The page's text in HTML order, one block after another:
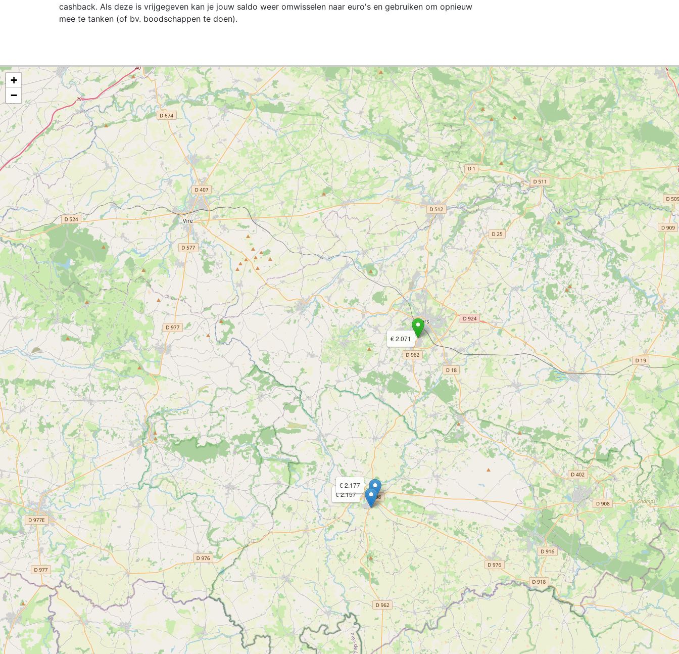
cashback. Als deze is vrijgegeven kan je jouw saldo weer omwisselen naar euro's en gebruiken om opnieuw
mee te tanken (of bv. boodschappen te doen).
€ 2.071
€ 2.157
€ 2.177
+
−